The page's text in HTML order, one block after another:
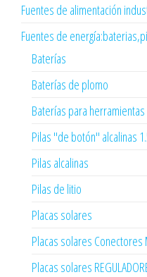
Fuentes de alimentación
Fuentes de
Baterías
Baterías de plomo
Baterías para herramientas
Pilas "de botón" alcalinas
Pilas alcalinas
Pilas de litio
Placas solares
Placas solares Conectores
Placas solares